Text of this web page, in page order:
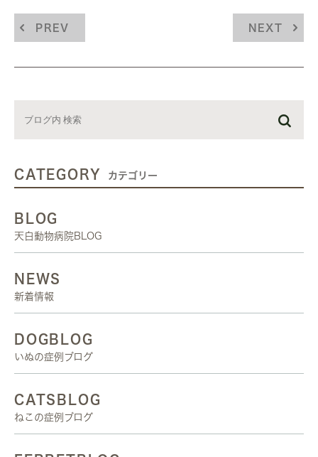
PREV NEXT
CATEGORY カテゴリー
BLOG
天白動物病院BLOG
NEWS
新着情報
DOGBLOG
いぬの症例ブログ
CATSBLOG
ねこの症例ブログ